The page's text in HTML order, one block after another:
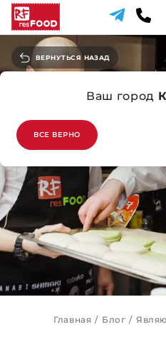
Ваш город
ВСЕ ВЕРНО
ВЕРНУТЬСЯ НАЗАД
Главная / Блог /